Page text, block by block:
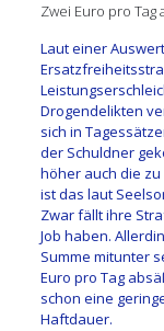
Zwei Euro pro Tag
Laut einer
Drogendelikten
sich in
der Schuldner
höher auch die
ist das laut
Zwar fällt ihre
Job haben.
Summe mitunter
Euro pro Tag
schon eine
Haftdauer.